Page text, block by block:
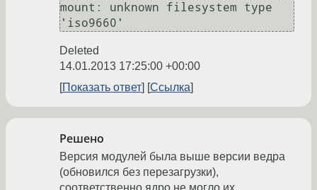
mount: unknown filesystem type
'iso9660'
Deleted
14.01.2013 17:25:00 +00:00
Показать ответ
Ссылка
Решено
Версия модулей была выше версии ведра
(обновился без перезагрузки),